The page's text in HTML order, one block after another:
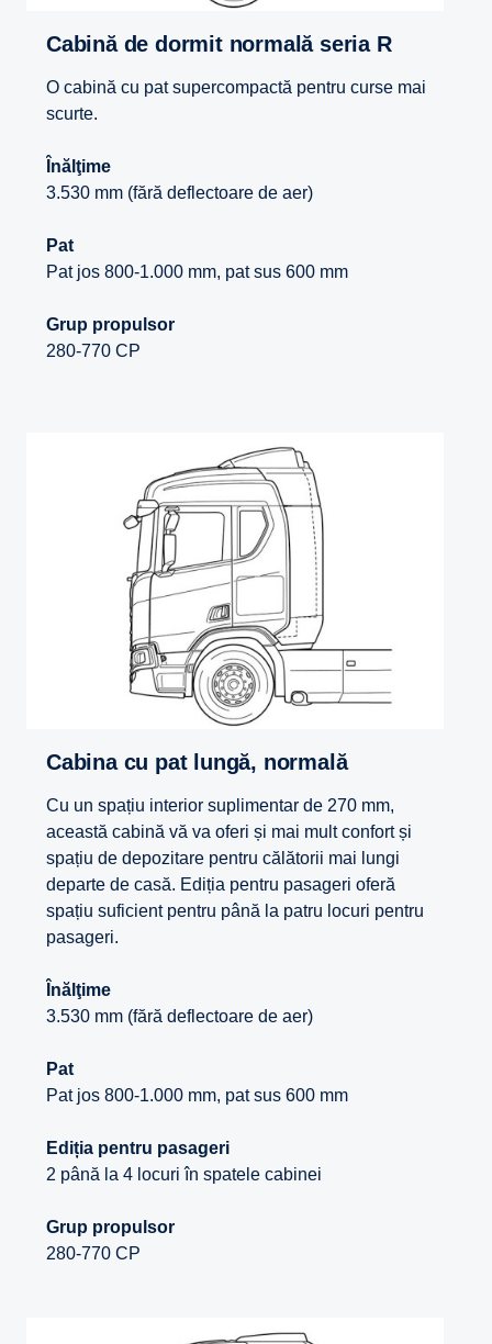
Cabină de dormit normală seria R
O cabină cu pat supercompactă pentru curse mai
scurte.
Înălţime
3.530 mm (fără deflectoare de aer)
Pat
Pat jos 800-1.000 mm, pat sus 600 mm
Grup propulsor
280-770 CP
Cabina cu pat lungă, normală
Cu un spațiu interior suplimentar de 270 mm,
această cabină vă va oferi și mai mult confort și
spațiu de depozitare pentru călătorii mai lungi
departe de casă. Ediția pentru pasageri oferă
spațiu suficient pentru până la patru locuri pentru
pasageri.
Înălţime
3.530 mm (fără deflectoare de aer)
Pat
Pat jos 800-1.000 mm, pat sus 600 mm
Ediția pentru pasageri
2 până la 4 locuri în spatele cabinei
Grup propulsor
280-770 CP